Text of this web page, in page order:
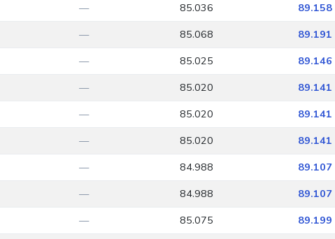
— 85.036 89.158
— 85.068 89.191
— 85.025 89.146
— 85.020 89.141
— 85.020 89.141
— 85.020 89.141
— 84.988 89.107
— 84.988 89.107
— 85.075 89.199